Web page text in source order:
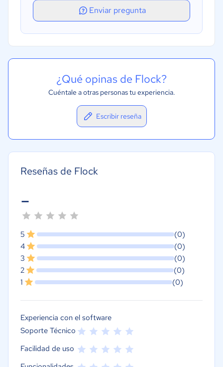
Enviar pregunta
¿Qué opinas de Flock?
Cuéntale a otras personas tu experiencia.
Escribir reseña
Reseñas de Flock
-
5
(0)
4
(0)
3
(0)
2
(0)
1
(0)
Experiencia con el software
Soporte Técnico
Facilidad de uso